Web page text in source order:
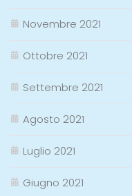
Novembre 2021
Ottobre 2021
Settembre 2021
Agosto 2021
Luglio 2021
Giugno 2021